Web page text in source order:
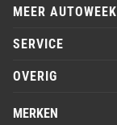
MEER AUTOWEEK
SERVICE
OVERIG
MERKEN